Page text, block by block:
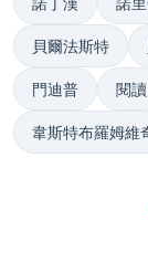
貝爾法斯特
門迪普 閱讀
韋斯特布羅姆維